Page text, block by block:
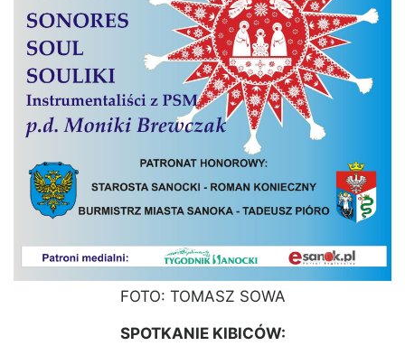
FOTO: TOMASZ SOWA
SPOTKANIE KIBICÓW: